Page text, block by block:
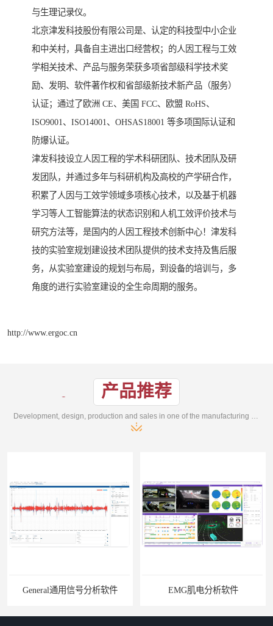
与生理记录仪。
北京津发科技股份有限公司是、认定的科技型中小企业
和中关村，具备自主进出口经营权；的人因工程与工效
学相关技术、产品与服务荣获多项省部级科学技术奖
励、发明、软件著作权和省部级新技术新产品（服务）
认证；通过了欧洲 CE、美国 FCC、欧盟 RoHS、
ISO9001、ISO14001、OHSAS18001 等多项国际认证和
防爆认证。
津发科技设立人因工程的学术科研团队、技术团队及研
发团队，并通过多年与科研机构及高校的产学研合作，
积累了人因与工效学领域多项核心技术，以及基于机器
学习等人工智能算法的状态识别和人机工效评价技术与
研究方法等，是国内的人因工程技术创新中心！津发科
技的实验室规划建设技术团队提供的技术支持及售后服
务，从实验室建设的规划与布局，到设备的培训与，多
角度的进行实验室建设的全生命周期的服务。
http://www.ergoc.cn
产品推荐
Development, design, production and sales in one of the manufacturing enterprises
General通用信号分析软件 EMG肌电分析软件